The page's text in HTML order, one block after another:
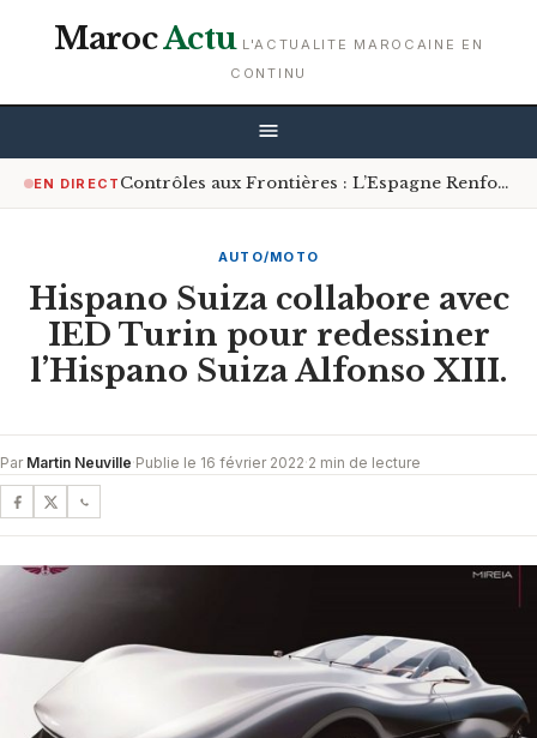
MarocActu L'ACTUALITE MAROCAINE EN
CONTINU
EN DIRECT Contrôles aux Frontières : L’Espagne Renforce les Mesures pour les Voyageurs en Provenance d’Italie
AUTO/MOTO
Hispano Suiza collabore avec
IED Turin pour redessiner
l’Hispano Suiza Alfonso XIII.
Par Martin Neuville·Publie le 16 février 2022·2 min de lecture